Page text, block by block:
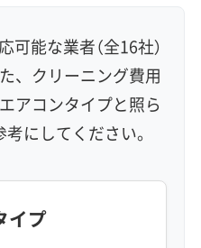
能な業者（全16社）
、クリーニング費用
アコンタイプと照ら
にしてください。
イプ